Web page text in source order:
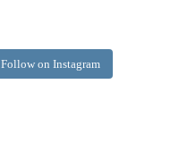
Follow on Instagram